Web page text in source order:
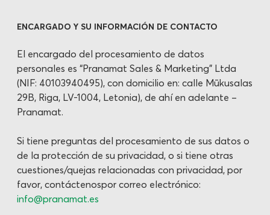
ENCARGADO Y SU INFORMACIÓN DE CONTACTO
El encargado del procesamiento de datos
personales es “Pranamat Sales & Marketing” Ltda
(NIF: 40103940495), con domicilio en: calle Mūkusalas
29B, Riga, LV-1004, Letonia), de ahí en adelante –
Pranamat.
Si tiene preguntas del procesamiento de sus datos o
de la protección de su privacidad, o si tiene otras
cuestiones/quejas relacionadas con privacidad, por
favor, contáctenospor correo electrónico:
info@pranamat.es